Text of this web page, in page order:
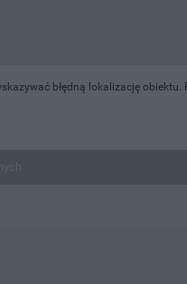
błędną lokalizację obiektu.